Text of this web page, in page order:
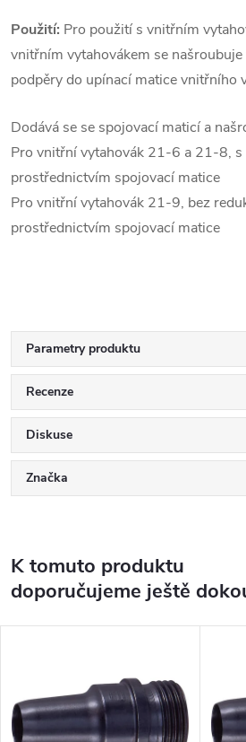
Použití: Pro použití s vnitřním
vnitřním vytahovákem se
podpěry do upínací matice vnitřního
Dodává se se spojovací maticí a
Pro vnitřní vytahovák 21-6 a 21-8, s
prostřednictvím spojovací matice
Pro vnitřní vytahovák 21-9, bez
prostřednictvím spojovací matice
Parametry produktu
Recenze
Diskuse
Značka
K tomuto produktu
doporučujeme ještě